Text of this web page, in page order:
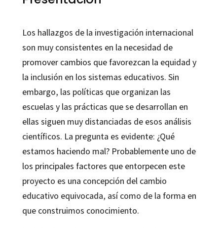
Los hallazgos de la investigación internacional
son muy consistentes en la necesidad de
promover cambios que favorezcan la equidad y
la inclusión en los sistemas educativos. Sin
embargo, las políticas que organizan las
escuelas y las prácticas que se desarrollan en
ellas siguen muy distanciadas de esos análisis
científicos. La pregunta es evidente: ¿Qué
estamos haciendo mal? Probablemente uno de
los principales factores que entorpecen este
proyecto es una concepción del cambio
educativo equivocada, así como de la forma en
que construimos conocimiento.